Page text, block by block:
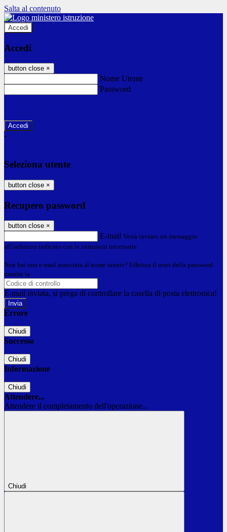
Salta al contenuto
Accedi
Accedi
button close ×
Nome Utente
Password
-
Seleziona utente
button close ×
Recupero password
button close ×
E-mail Verrà inviato un messaggio
all'indirizzo indicato con le istruzioni necessarie.
Non hai una e-mail associata al nome utente? Effettua il reset della password
tramite la
E-mail inviata, si prega di controllare la casella di posta elettronica!
Errore
Chiudi
Successo
Chiudi
Informazione
Chiudi
Attendere...
Attendere il completamento dell'operazione...
Chiudi